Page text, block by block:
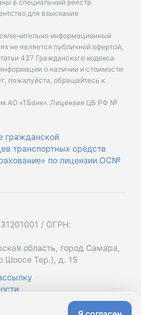
в специальный реестр
для взыскания
информационный
не является публичной офертой,
437 Гражданского кодекса
о наличии и стоимости
пожалуйста, обращайтесь к
АО «ТБанк». Лицензия ЦБ РФ №
гражданской
транспортных средств
по лицензии ОС№
/ ОГРН:
область, город Самара,
Шоссе Тер.), д. 15